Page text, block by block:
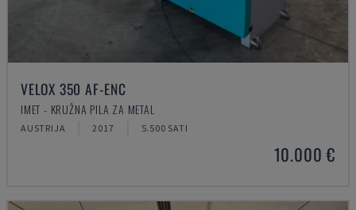
VELOX 350 AF-ENC
IMET - KRUŽNA PILA ZA METAL
AUSTRIJA 2017 5.500 SATI
10.000 €